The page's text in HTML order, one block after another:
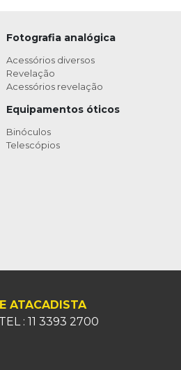
Fotografia analógica
Acessórios diversos
Revelação
Acessórios revelação
Equipamentos óticos
Binóculos
Telescópios
ATACADISTA
: 11 3393 2700